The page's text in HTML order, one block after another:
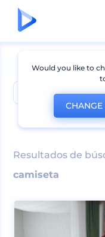
Las búsquedas más
Resultados de
camiseta
Would you like to
CHANGE